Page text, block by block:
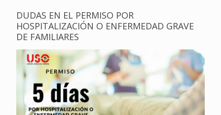
DUDAS EN EL PERMISO POR
HOSPITALIZACIÓN O ENFERMEDAD GRAVE
DE FAMILIARES